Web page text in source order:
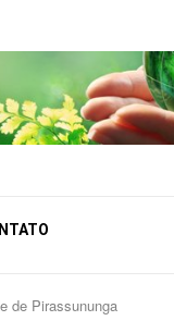
de Pirassununga